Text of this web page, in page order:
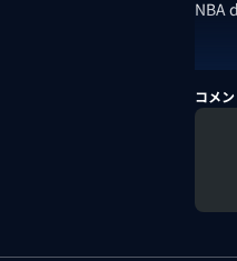
NBA
コメ